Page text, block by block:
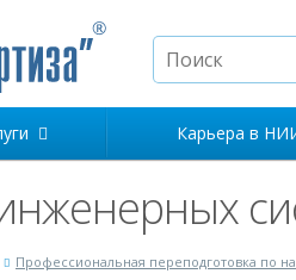
Карьера в
Профессиональная переподготовка по